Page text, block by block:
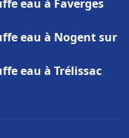
eau à Faverges
eau à Nogent sur
eau à Trélissac